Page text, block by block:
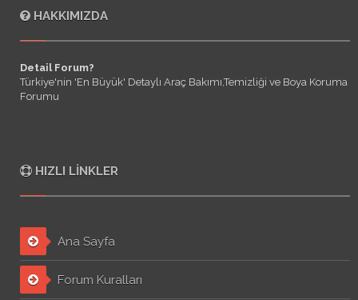
HAKKIMIZDA
Detail Forum?
Türkiye'nin 'En Büyük' Detaylı Araç Bakımı,Temizliği ve Boya Koruma
Forumu
HIZLI LINKLER
Ana Sayfa
Forum Kuralları